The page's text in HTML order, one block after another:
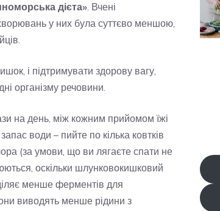
дієта». Вчені
у них була суттєво меншою,
і підтримувати здорову вагу,
організму речовини.
на день, між кожним прийомом їжі
води – пийте по кілька ковтків
(за умови, що ви лягаєте спати не
оскільки шлунковокишковий
менше ферментів для
виводять менше рідини з